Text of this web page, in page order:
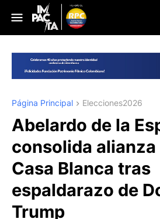
Página Principal Elecciones2026
Abelardo de la
consolida alianza
Casa Blanca tras
espaldarazo de
Trump